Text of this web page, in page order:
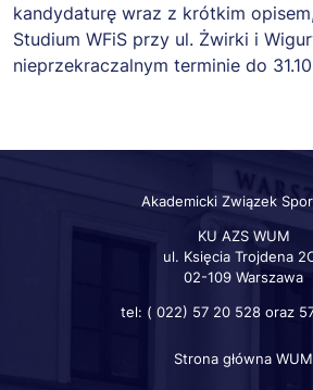
kandydaturę wraz z krótkim
Studium WFiS przy ul. Żwirki i
nieprzekraczalnym terminie do
Akademicki Związek
KU AZS WUM
ul. Księcia Trojdena
02-109 Warszawa
tel: ( 022) 57 20 528 oraz
Strona główna WUM